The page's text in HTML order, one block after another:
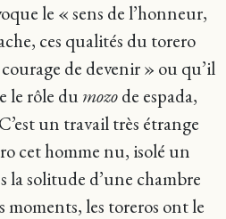
le « sens de l’honneur,
ces qualités du torero
courage de devenir » ou qu’il
le rôle dumozode espada,
un travail très étrange
cet homme nu, isolé un
solitude d’une chambre
moments, les toreros ont le